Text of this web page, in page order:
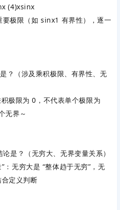
x (4)xsinx
要极限（如sinx1 有界性），逐一
？（涉及乘积极限、有界性、无
极限为 0，不代表单个极限为
无界～
论是？（无穷大、无界变量关系）
：无穷大是 “整体趋于无穷”，无
定义判断